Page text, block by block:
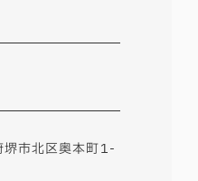
市北区奥本町1-